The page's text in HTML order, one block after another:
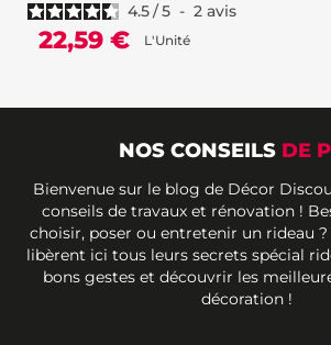
4.5/5 - 2 avis
22,59 € L'Unité
NOS CONSEILS DE
Bienvenue sur le blog de Décor
conseils de travaux et rénovation !
choisir, poser ou entretenir un rideau
libèrent ici tous leurs secrets spécial
bons gestes et découvrir les
décoration !